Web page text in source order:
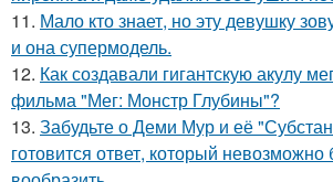
11. Мало кто знает, но эту девушку
и она супермодель.
12. Как создавали гигантскую акулу
фильма "Мег: Монстр Глубины"?
13. Забудьте о Деми Мур и её
готовится ответ, который